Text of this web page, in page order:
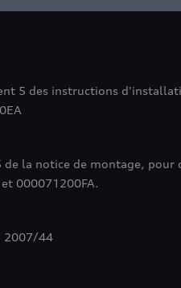
5 des instructions
de la notice de montage,
000071200FA.
2007/44